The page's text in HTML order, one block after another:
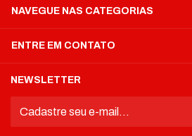
NAVEGUE NAS CATEGORIAS
ENTRE EM CONTATO
NEWSLETTER